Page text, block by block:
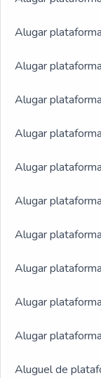
Alugar
Alugar
Alugar
Alugar
Alugar
Alugar
Alugar
Alugar
Alugar
Alugar
Aluguel de